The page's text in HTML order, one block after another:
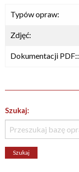
Typów opraw:
Zdjęć:
Dokumentacji PDF::
Szukaj: